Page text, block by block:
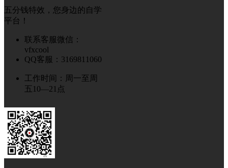
五分钱特效，您身边的自学
平台！
联系客服微信：
vfxcool
QQ客服：3169811060
工作时间：周一至周
五10—21点